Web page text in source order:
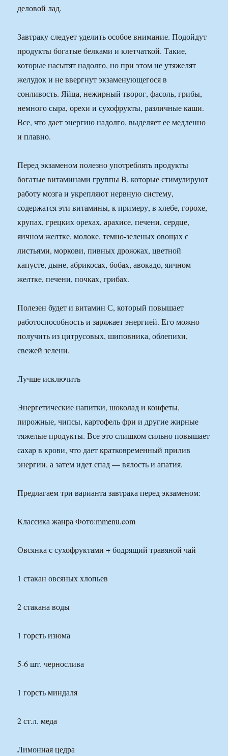
деловой лад.
Завтраку следует уделить особое внимание. Подойдут
продукты богатые белками и клетчаткой. Такие,
которые насытят надолго, но при этом не утяжелят
желудок и не ввергнут экзаменующегося в
сонливость. Яйца, нежирный творог, фасоль, грибы,
немного сыра, орехи и сухофрукты, различные каши.
Все, что дает энергию надолго, выделяет ее медленно
и плавно.
Перед экзаменом полезно употреблять продукты
богатые витаминами группы B, которые стимулируют
работу мозга и укрепляют нервную систему,
содержатся эти витамины, к примеру, в хлебе, горохе,
крупах, грецких орехах, арахисе, печени, сердце,
яичном желтке, молоке, темно-зеленых овощах с
листьями, моркови, пивных дрожжах, цветной
капусте, дыне, абрикосах, бобах, авокадо, яичном
желтке, печени, почках, грибах.
Полезен будет и витамин С, который повышает
работоспособность и заряжает энергией. Его можно
получить из цитрусовых, шиповника, облепихи,
свежей зелени.
Лучше исключить
Энергетические напитки, шоколад и конфеты,
пирожные, чипсы, картофель фри и другие жирные
тяжелые продукты. Все это слишком сильно повышает
сахар в крови, что дает кратковременный прилив
энергии, а затем идет спад — вялость и апатия.
Предлагаем три варианта завтрака перед экзаменом:
Классика жанра Фото:mmenu.com
Овсянка с сухофруктами + бодрящий травяной чай
1 стакан овсяных хлопьев
2 стакана воды
1 горсть изюма
5-6 шт. чернослива
1 горсть миндаля
2 ст.л. меда
Лимонная цедра